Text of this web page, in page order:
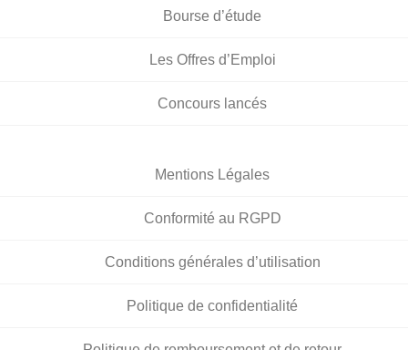
Bourse d’étude
Les Offres d’Emploi
Concours lancés
Mentions Légales
Conformité au RGPD
Conditions générales d’utilisation
Politique de confidentialité